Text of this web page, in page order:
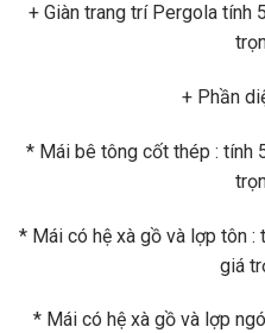
+ Giàn trang trí Pergola tính
+ Phần
* Mái bê tông cốt thép : tính
* Mái có hệ xà gồ và lợp tôn :
giá
* Mái có hệ xà gồ và lợp